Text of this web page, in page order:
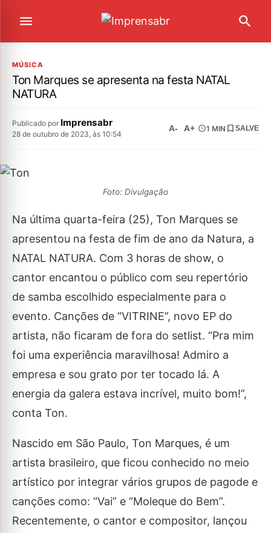
MÚSICA
Ton Marques se apresenta na festa NATAL
NATURA
Publicado por Imprensabr
28 de outubro de 2023, às 10:54
A- A+ 1 MIN SALVE
Foto: Divulgação
Na última quarta-feira (25), Ton Marques se
apresentou na festa de fim de ano da Natura, a
NATAL NATURA. Com 3 horas de show, o
cantor encantou o público com seu repertório
de samba escolhido especialmente para o
evento. Canções de “VITRINE”, novo EP do
artista, não ficaram de fora do setlist. “Pra mim
foi uma experiência maravilhosa! Admiro a
empresa e sou grato por ter tocado lá. A
energia da galera estava incrível, muito bom!”,
conta Ton.
Nascido em São Paulo, Ton Marques, é um
artista brasileiro, que ficou conhecido no meio
artístico por integrar vários grupos de pagode e
canções como: “Vai” e “Moleque do Bem”.
Recentemente, o cantor e compositor, lançou